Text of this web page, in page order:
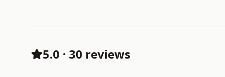
5.0 · 30 reviews